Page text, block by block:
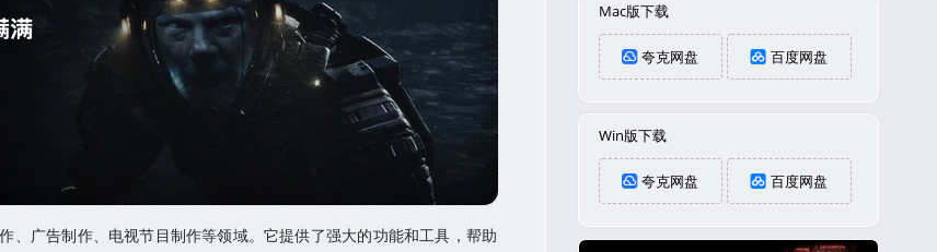
、广告制作、电视节目制作等领域。它提供了强大的功能和工具，帮助
Mac版下载
夸克网盘 百度网盘
Win版下载
夸克网盘 百度网盘